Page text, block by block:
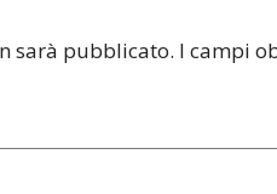
sarà pubblicato. I campi